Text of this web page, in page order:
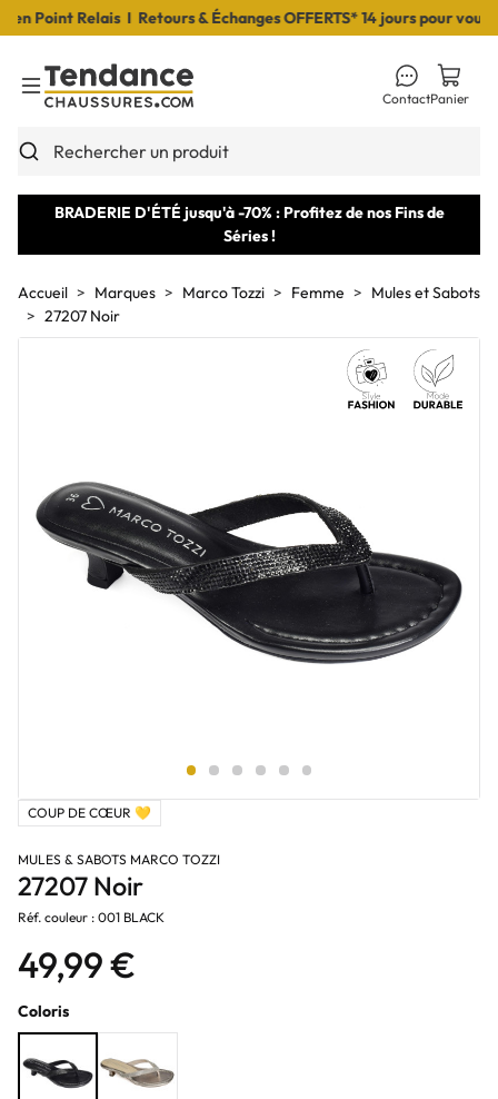
Point Relais I Retours & Échanges OFFERTS* 14 jours pour vous
Toggle Menu
Rechercher un produit
ContactPanier
BRADERIE D'ÉTÉ jusqu'à -70% : Profitez de nos Fins de
Séries !
Accueil Marques Marco Tozzi Femme
Mules et Sabots
27207 Noir
COUP DE CŒUR 💛
MULES & SABOTS MARCO TOZZI
27207 Noir
Réf. couleur : 001 BLACK
49,99 €
Coloris